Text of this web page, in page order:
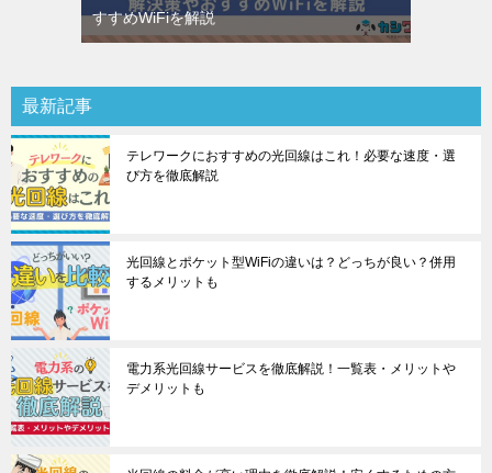
すすめWiFiを解説
最新記事
テレワークにおすすめの光回線はこれ！必要な速度・選
び方を徹底解説
光回線とポケット型WiFiの違いは？どっちが良い？併用
するメリットも
電力系光回線サービスを徹底解説！一覧表・メリットや
デメリットも